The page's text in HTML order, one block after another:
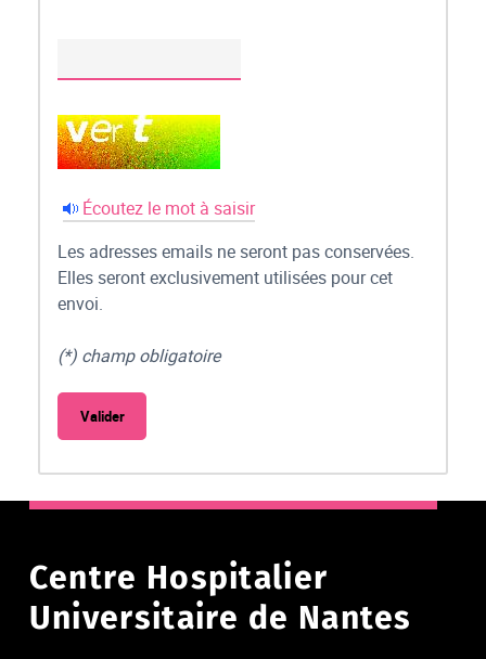
Écoutez le mot à saisir
Les adresses emails ne seront pas conservées.
Elles seront exclusivement utilisées pour cet
envoi.
(*) champ obligatoire
Centre Hospitalier
Universitaire de Nantes